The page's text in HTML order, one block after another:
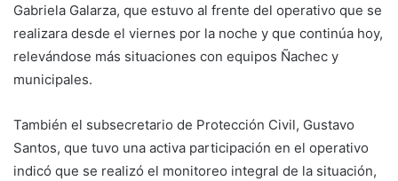
Gabriela Galarza, que estuvo al frente del operativo que se
realizara desde el viernes por la noche y que continúa hoy,
relevándose más situaciones con equipos Ñachec y
municipales.
También el subsecretario de Protección Civil, Gustavo
Santos, que tuvo una activa participación en el operativo
indicó que se realizó el monitoreo integral de la situación,